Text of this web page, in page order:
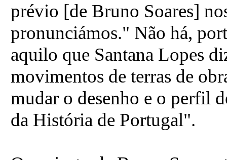
prévio [de Bruno Soares]
pronunciámos." Não há,
aquilo que Santana Lopes
movimentos de terras de
mudar o desenho e o perfil
da História de Portugal".